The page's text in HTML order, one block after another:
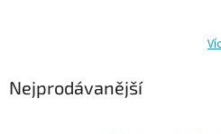
Nejprodávanější